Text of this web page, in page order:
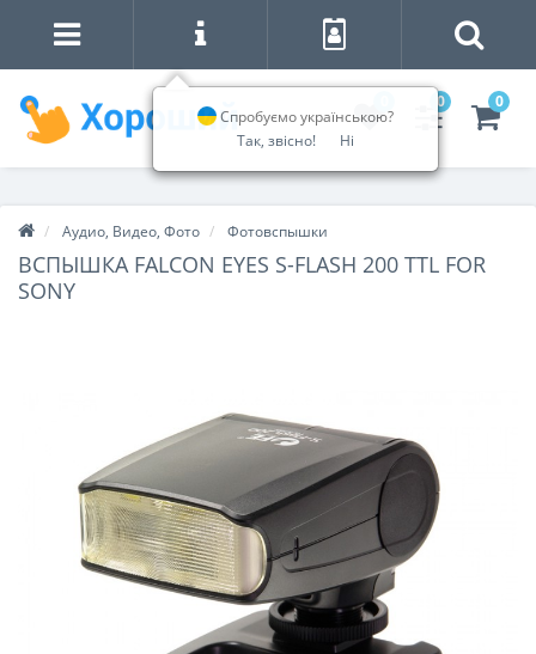
0 0
Аудио, Видео, Фото Фотовспышки
ВСПЫШКА FALCON EYES S-FLASH 200 TTL FOR
SONY
Спробуємо українською?
Так, звісно!
Ні